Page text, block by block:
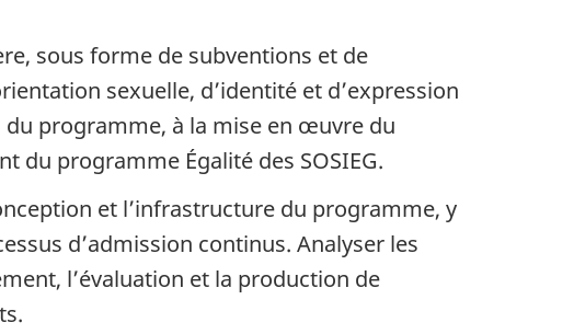
sous forme de subventions et de
sexuelle, d’identité et d’expression
du programme, à la mise en œuvre du
du programme Égalité des SOSIEG.
et l’infrastructure du programme, y
d’admission continus. Analyser les
l’évaluation et la production de